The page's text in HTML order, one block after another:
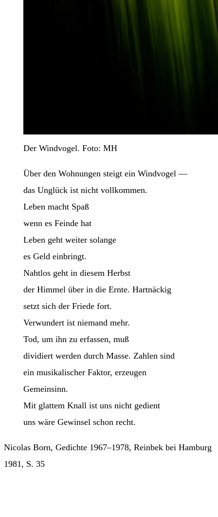
Der Windvogel. Foto: MH
Über den Wohnungen steigt ein Windvogel —
das Unglück ist nicht vollkommen.
Leben macht Spaß
wenn es Feinde hat
Leben geht weiter solange
es Geld einbringt.
Nahtlos geht in diesem Herbst
der Himmel über in die Ernte. Hartnäckig
setzt sich der Friede fort.
Verwundert ist niemand mehr.
Tod, um ihn zu erfassen, muß
dividiert werden durch Masse. Zahlen sind
ein musikalischer Faktor, erzeugen
Gemeinsinn.
Mit glattem Knall ist uns nicht gedient
uns wäre Gewinsel schon recht.
Nicolas Born, Gedichte 1967–1978, Reinbek bei Hamburg
1981, S. 35